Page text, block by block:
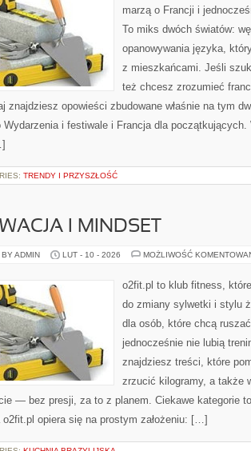
marzą o Francji i
To miks dwóch światów:
opanowywania języka,
z mieszkańcami. Jeśli
też chcesz zrozumieć
znajdziesz opowieści zbudowane właśnie na tym
Wydarzenia i festiwale i Francja dla
TRENDY I PRZYSZŁOŚĆ
I MINDSET
ADMIN LUT - 10 - 2026 MOŻLIWOŚĆ
o2fit.pl to klub fitness,
do zmiany sylwetki i stylu
dla osób, które chcą
jednocześnie nie lubią
znajdziesz treści, które
zrzucić kilogramy, a także
— bez presji, za to z planem. Ciekawe kategorie
o2fit.pl opiera się na prostym założeniu: […]